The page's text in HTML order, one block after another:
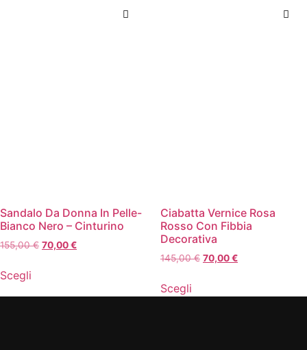
Sandalo Da Donna In Pelle-
Bianco Nero – Cinturino
155,00€ 70,00€
Scegli
Ciabatta Vernice Rosa
Rosso Con Fibbia
Decorativa
145,00€ 70,00€
Scegli